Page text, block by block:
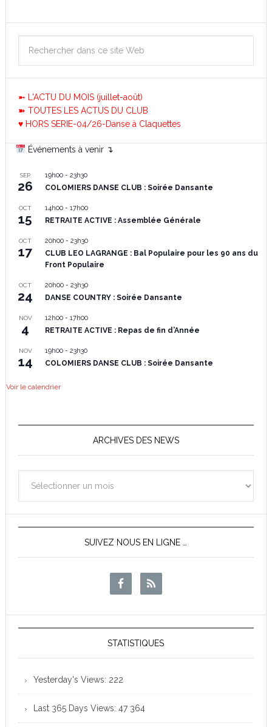
➼ L'ACTU DU MOIS (juillet-août)
➽ TOUTES LES ACTUS DU CLUB
♥ HORS SERIE-04/26-Danse à Claquettes
Événements à venir ↴
SEP
26
19h00- 23h30
COLOMIERS DANSE CLUB : Soirée Dansante
OCT
15
14h00- 17h00
RETRAITE ACTIVE : Assemblée Générale
OCT
17
20h00- 23h30
CLUB LEO LAGRANGE : Bal Populaire pour les 90 ans du
Front Populaire
OCT
24
20h00- 23h30
DANSE COUNTRY : Soirée Dansante
NOV
4
12h00- 17h00
RETRAITE ACTIVE : Repas de fin d’Année
NOV
14
19h00- 23h30
COLOMIERS DANSE CLUB : Soirée Dansante
Voir le calendrier
ARCHIVES DES NEWS
des
News
SUIVEZ NOUS EN LIGNE …
STATISTIQUES
Yesterday's Views: 222
Last 365 Days Views: 47 364